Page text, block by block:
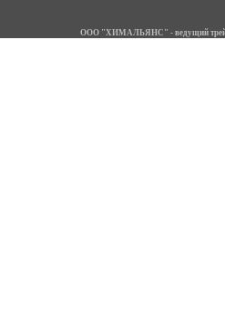
ООО "ХИМАЛЬЯНС" - ведущий